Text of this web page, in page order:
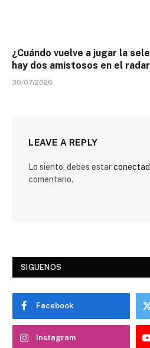
¿Cuándo vuelve a jugar la
hay dos amistosos en el
30/07/2026
LEAVE A REPLY
Lo siento, debes estar
comentario.
SIGUENOS
Facebook
Instagram